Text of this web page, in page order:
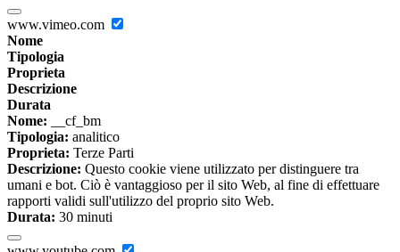
www.vimeo.com
Nome
Tipologia
Proprieta
Descrizione
Durata
Nome: __cf_bm
Tipologia: analitico
Proprieta: Terze Parti
Descrizione: Questo cookie viene utilizzato per distinguere tra
umani e bot. Ciò è vantaggioso per il sito Web, al fine di effettuare
rapporti validi sull'utilizzo del proprio sito Web.
Durata: 30 minuti